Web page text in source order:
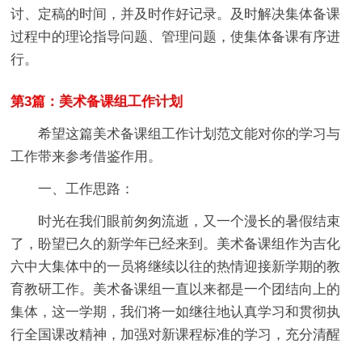
讨、定稿的时间，并及时作好记录。及时解决集体备课
过程中的理论指导问题、管理问题，使集体备课有序进
行。
第3篇：美术备课组工作计划
希望这篇美术备课组工作计划范文能对你的学习与
工作带来参考借鉴作用。
一、工作思路：
时光在我们眼前匆匆流逝，又一个漫长的暑假结束
了，盼望已久的新学年已经来到。美术备课组作为吉化
六中大集体中的一员将继续以往的热情迎接新学期的教
育教研工作。美术备课组一直以来都是一个团结向上的
集体，这一学期，我们将一如继往地认真学习和贯彻执
行全国课改精神，加强对新课程标准的学习，充分清醒